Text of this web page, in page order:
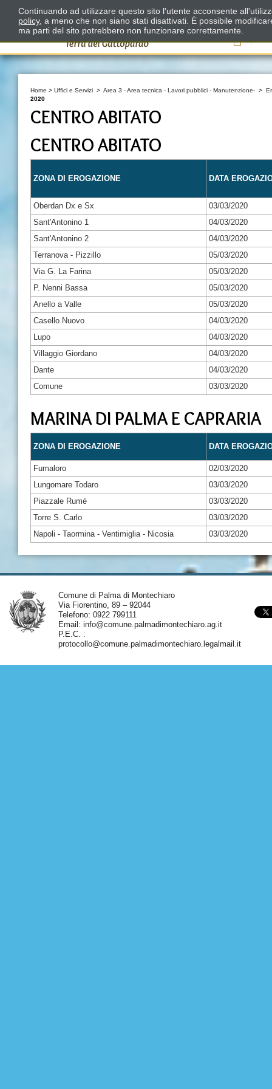
Il
Home > Uffici e Servizi > Area 3 - Area tecnica - Lavori pubblici - Manutenzione- >
2020
CENTRO ABITATO
CENTRO ABITATO
ZONA DI EROGAZIONE DATA
Oberdan Dx e Sx
03/03/2020
Sant'Antonino 1
04/03/2020
Sant'Antonino 2
04/03/2020
Terranova - Pizzillo
05/03/2020
Via G. La Farina
05/03/2020
P. Nenni Bassa
05/03/2020
Anello a Valle
05/03/2020
Casello Nuovo
04/03/2020
Lupo
04/03/2020
Villaggio Giordano
04/03/2020
Dante
04/03/2020
Comune
03/03/2020
MARINA DI PALMA E CAPRARIA
ZONA DI EROGAZIONE DATA
Fumaloro
02/03/2020
Lungomare Todaro
03/03/2020
Piazzale Rumè
03/03/2020
Torre S. Carlo
03/03/2020
Napoli - Taormina - Ventimiglia - Nicosia
03/03/2020
Comune di Palma di Montechiaro
Via Fiorentino, 89 – 92044
Telefono: 0922 799111
Email: info@comune.palmadimontechiaro.ag.it
P.E.C. :
protocollo@comune.palmadimontechiaro.legalmail.it
Continuando ad utilizzare questo sito l'utente acconsente
policy, a meno che non siano stati disattivati. È possibile
ma parti del sito potrebbero non funzionare correttamente.